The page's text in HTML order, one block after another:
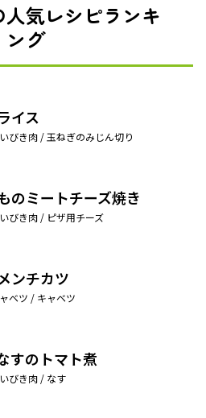
気レシピランキ
ング
イス
びき肉 / 玉ねぎのみじん切り
のミートチーズ焼き
びき肉 / ピザ用チーズ
ンチカツ
ベツ / キャベツ
すのトマト煮
びき肉 / なす